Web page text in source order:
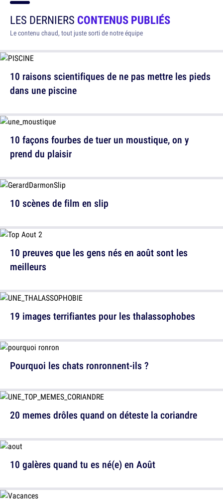
LES DERNIERS CONTENUS PUBLIÉS
Le contenu chaud, tout juste sorti de notre équipe
10 raisons scientifiques de ne pas mettre les pieds
dans une piscine
10 scènes de film en slip
19 images terrifiantes pour les thalassophobes
20 memes drôles quand on déteste la coriandre
10 façons fourbes de tuer un moustique, on y
prend du plaisir
10 preuves que les gens nés en août sont les
meilleurs
Pourquoi les chats ronronnent-ils ?
10 galères quand tu es né(e) en Août